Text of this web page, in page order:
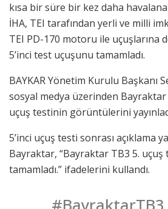
kısa bir süre bir kez daha
İHA, TEI tarafından yerli ve milli
TEI PD-170 motoru ile uçuşlarına
5’inci test uçuşunu tamamladı.
BAYKAR Yönetim Kurulu Başkanı
sosyal medya üzerinden Bayraktar
uçuş testinin görüntülerini
5’inci uçuş testi sonrası açıklama
Bayraktar, “Bayraktar TB3 5. uçuş
tamamladı.” ifadelerini kullandı.
#BayraktarTB3